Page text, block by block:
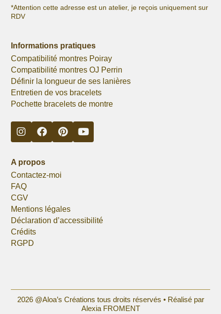
*Attention cette adresse est un atelier, je reçois uniquement sur
RDV
Informations pratiques
Compatibilité montres Poiray
Compatibilité montres OJ Perrin
Définir la longueur de ses lanières
Entretien de vos bracelets
Pochette bracelets de montre
A propos
Contactez-moi
FAQ
CGV
Mentions légales
Déclaration d’accessibilité
Crédits
RGPD
2026 @Aloa’s Créations tous droits réservés • Réalisé par
Alexia FROMENT